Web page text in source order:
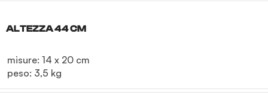
ALTEZZA 44 CM
misure: 14 x 20 cm
peso: 3,5 kg